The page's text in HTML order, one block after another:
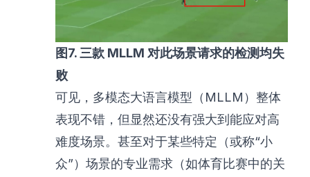
图7. 三款 MLLM 对此场景请求的检测均失
败
可见，多模态大语言模型（MLLM）整体
表现不错，但显然还没有强大到能应对高
难度场景。甚至对于某些特定（或称“小
众”）场景的专业需求（如体育比赛中的关